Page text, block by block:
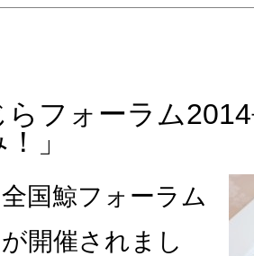
らフォーラム
」
国鯨フォーラム
開催されまし